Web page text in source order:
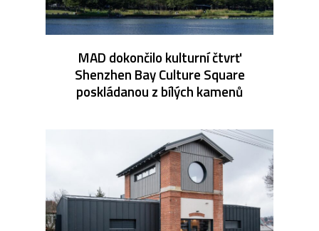
MAD dokončilo kulturní čtvrť
Shenzhen Bay Culture Square
poskládanou z bílých kamenů